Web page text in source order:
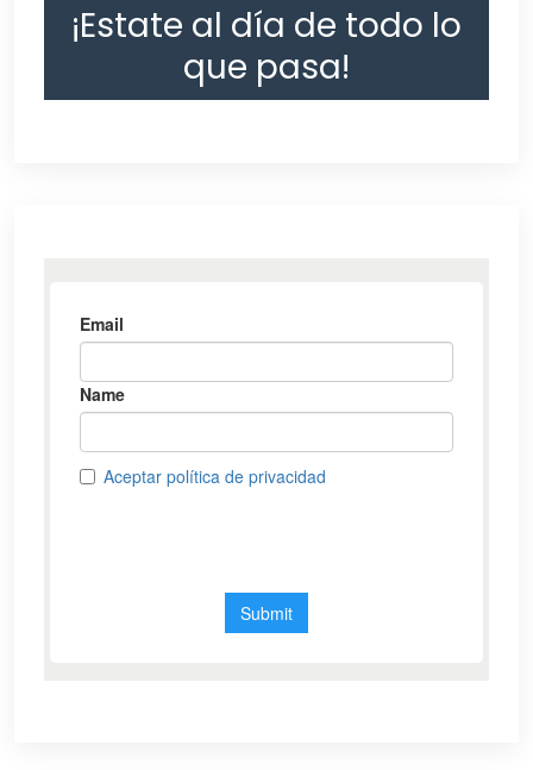
¡Estate al día de todo lo
que pasa!